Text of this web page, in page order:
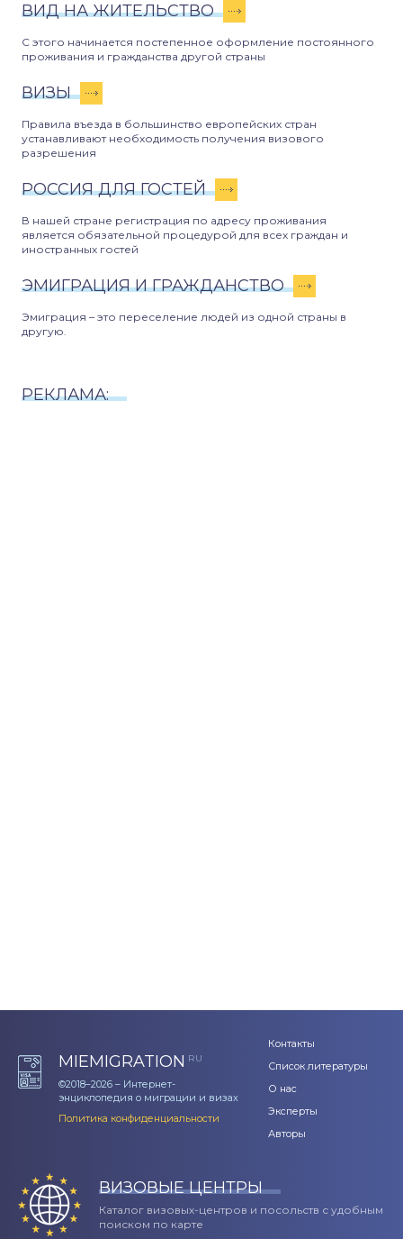
ВИД НА ЖИТЕЛЬСТВО
С этого начинается постепенное оформление постоянного
проживания и гражданства другой страны
ВИЗЫ
Правила въезда в большинство европейских стран
устанавливают необходимость получения визового
разрешения
РОССИЯ ДЛЯ ГОСТЕЙ
В нашей стране регистрация по адресу проживания
является обязательной процедурой для всех граждан и
иностранных гостей
ЭМИГРАЦИЯ И ГРАЖДАНСТВО
Эмиграция – это переселение людей из одной страны в
другую.
РЕКЛАМА:
MIEMIGRATION RU
©2018–2026 – Интернет-
энциклопедия о миграции и визах
Политика конфиденциальности
Контакты
Список литературы
О нас
Эксперты
Авторы
ВИЗОВЫЕ ЦЕНТРЫ
Каталог визовых-центров и посольств с удобным
поиском по карте